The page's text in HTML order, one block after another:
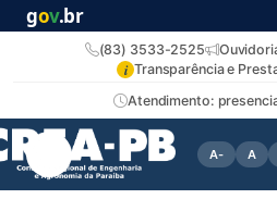
gov.br
Atendimento:
(83) 3533-2525
i Transparência e
A- A